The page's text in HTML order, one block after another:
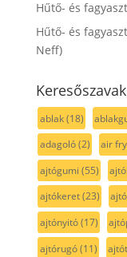
Hűtő- és
Hűtő- és
Neff)
ablak(18)
adagoló(2) air
ajtógumi (55)
ajtókeret(23)
ajtónyitó(17)
ajtórugó(11)